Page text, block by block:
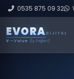
0535 875 09 32
EVORA DIJITAL
V — Value (İş Değeri)